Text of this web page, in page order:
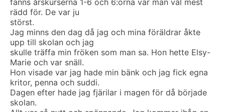
fanns årskurserna 1-6 och 6:orna var man väl mest
rädd för. De var ju
störst.
Jag minns den dag då jag och mina föräldrar åkte
upp till skolan och jag
skulle träffa min fröken som man sa. Hon hette Elsy-
Marie och var snäll.
Hon visade var jag hade min bänk och jag fick egna
kritor, penna och suddi.
Dagen efter hade jag fjärilar i magen för då började
skolan.